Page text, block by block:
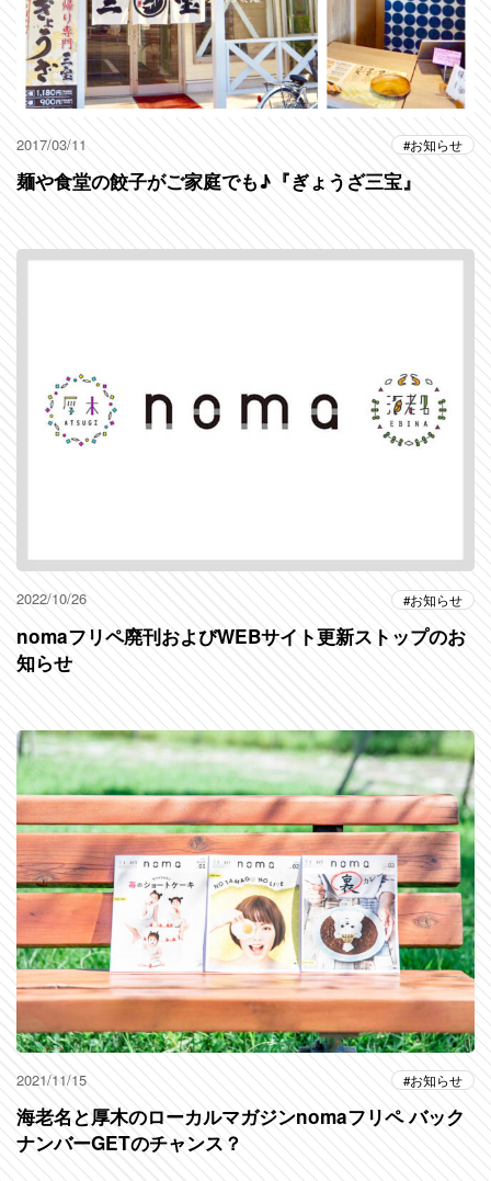
2017/03/11 お知らせ
麺や食堂の餃子がご家庭でも♪『ぎょうざ三宝』
2022/10/26 お知らせ
nomaフリペ廃刊およびWEBサイト更新ストップのお
知らせ
2021/11/15 お知らせ
海老名と厚木のローカルマガジンnomaフリペ バック
ナンバーGETのチャンス？